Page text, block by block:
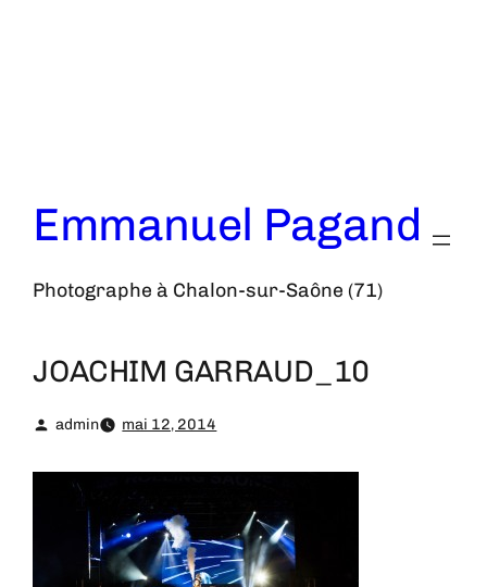
Emmanuel Pagand
Photographe à Chalon-sur-Saône (71)
JOACHIM GARRAUD_10
admin mai 12, 2014